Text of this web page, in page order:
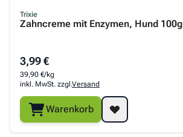
Trixie
Zahncreme mit Enzymen, Hund 100g
3,99 €
39,90 €/kg
inkl. MwSt. zzgl.Versand
Warenkorb